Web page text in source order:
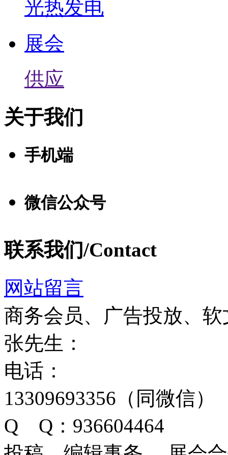
光热发电
展会
供应
关于我们
手机端
微信公众号
联系我们/Contact
网站留言
商务会员、广告投放、软
张先生：
电话：
13309693356（同微信）
Q Q：936604464